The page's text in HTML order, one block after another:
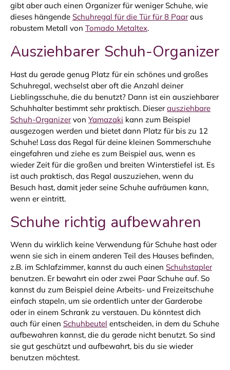
gibt aber auch einen Organizer für weniger Schuhe, wie
dieses hängende Schuhregal für die Tür für 8 Paaraus
robustem Metall von Tomado Metaltex.
Ausziehbarer Schuh-Organizer
Hast du gerade genug Platz für ein schönes und großes
Schuhregal, wechselst aber oft die Anzahl deiner
Lieblingsschuhe, die du benutzt? Dann ist ein ausziehbarer
Schuhhalter bestimmt sehr praktisch. Dieserausziehbare
Schuh-Organizervon Yamazaki kann zum Beispiel
ausgezogen werden und bietet dann Platz für bis zu 12
Schuhe! Lass das Regal für deine kleinen Sommerschuhe
eingefahren und ziehe es zum Beispiel aus, wenn es
wieder Zeit für die großen und breiten Winterstiefel ist. Es
ist auch praktisch, das Regal auszuziehen, wenn du
Besuch hast, damit jeder seine Schuhe aufräumen kann,
wenn er eintritt.
Schuhe richtig aufbewahren
Wenn du wirklich keine Verwendung für Schuhe hast oder
wenn sie sich in einem anderen Teil des Hauses befinden,
z.B. im Schlafzimmer, kannst du auch einen Schuhstapler
benutzen. Er bewahrt ein oder zwei Paar Schuhe auf. So
kannst du zum Beispiel deine Arbeits- und Freizeitschuhe
einfach stapeln, um sie ordentlich unter der Garderobe
oder in einem Schrank zu verstauen. Du könntest dich
auch für einen Schuhbeutel entscheiden, in dem du Schuhe
aufbewahren kannst, die du gerade nicht benutzt. So sind
sie gut geschützt und aufbewahrt, bis du sie wieder
benutzen möchtest.